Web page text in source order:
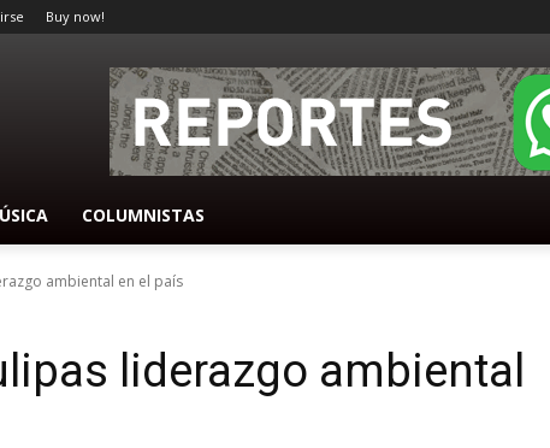
Buy now!
COLUMNISTAS
ambiental en el país
liderazgo ambiental